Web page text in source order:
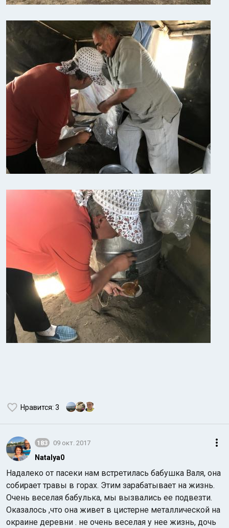
Нравится: 3
183 09 окт. 2017
Natalya0
Надалеко от пасеки нам встретилась бабушка Валя, она
собирает травы в горах. Этим зарабатывает на жизнь.
Очень веселая бабулька, мы вызвались ее подвезти.
Оказалось ,что она живет в цистерне металлической на
окраине деревни . не очень веселая у нее жизнь, дочь